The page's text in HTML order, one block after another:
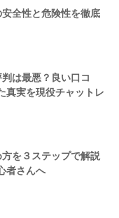
安全性と危険性を徹底
は最悪？良い口コ
真実を現役チャットレ
方を３ステップで解説
者さんへ